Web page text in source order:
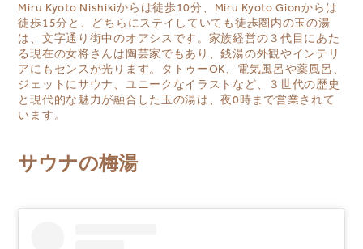
Miru Kyoto Nishikiからは徒歩10分、Miru Kyoto Gionからは
徒歩15分と、どちらにステイしていても徒歩圏内の玉の湯
は、文字通り街中のオアシスです。家族経営の３代目にあた
る現在の女将さんは陶芸家でもあり、銭湯の外観やインテリ
アにもセンスが光ります。タトゥーOK、電気風呂や薬風呂、
ジェットにサウナ、ユニークなイラストなど、３世代の歴史
と現代的な魅力が融合した玉の湯は、夜0時まで営業されて
います。
サウナの梅湯